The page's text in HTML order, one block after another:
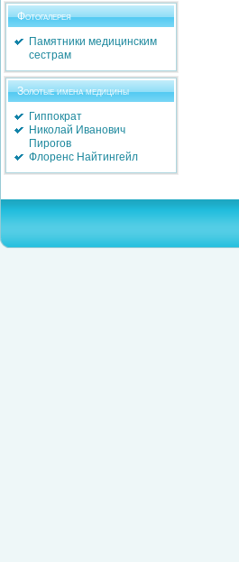
Фотогалерея
Памятники медицинским
сестрам
Золотые имена медицины
Гиппократ
Николай Иванович
Пирогов
Флоренс Найтингейл